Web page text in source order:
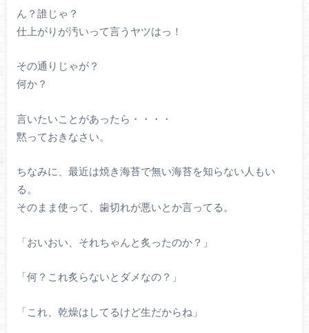
ん？誰じゃ？
仕上がりが汚いって言うヤツはっ！
その通りじゃが？
何か？
言いたいことがあったら・・・・
黙っておきなさい。
ちなみに、最近は焼き海苔で無い海苔を知らない人もい
る。
そのまま使って、歯切れが悪いとか言ってる。
「おいおい、それちゃんと炙ったのか？」
「何？これ炙らないとダメなの？」
「これ、乾燥はしてるけど生だからね」